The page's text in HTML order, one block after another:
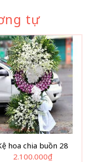
tự
hoa chia buồn 28
2.100.000₫